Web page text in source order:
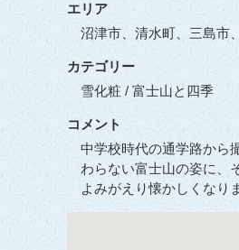
エリア
沼津市、清水町、三島市
カテゴリー
雪化粧 / 富士山と四季
コメント
中学校時代の通学路から
わらない富士山の姿に、
よみがえり懐かしくなり